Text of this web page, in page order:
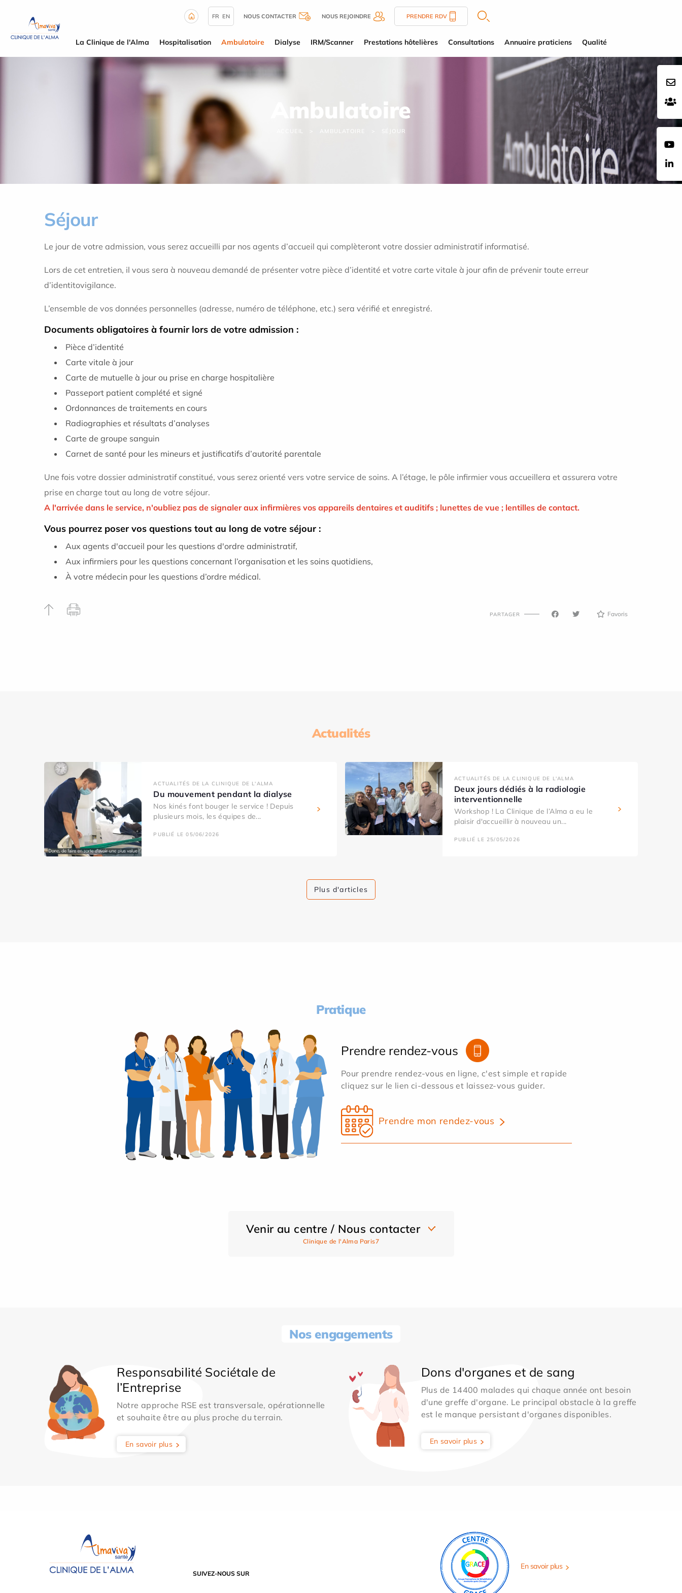
FR EN NOUS CONTACTER NOUS REJOINDRE PRENDRE RDV
La Clinique de l'Alma Hospitalisation Ambulatoire Dialyse IRM/Scanner Prestations hôtelières Consultations Annuaire praticiens Qualité
Ambulatoire
ACCUEIL AMBULATOIRE SÉJOUR
Séjour
Le jour de votre admission, vous serez accueilli par nos agents d’accueil qui complèteront votre dossier administratif informatisé.
Lors de cet entretien, il vous sera à nouveau demandé de présenter votre pièce d’identité et votre carte vitale à jour afin de prévenir toute erreur
d’identitovigilance.
L’ensemble de vos données personnelles (adresse, numéro de téléphone, etc.) sera vérifié et enregistré.
Documents obligatoires à fournir lors de votre admission :
Pièce d’identité
Carte vitale à jour
Carte de mutuelle à jour ou prise en charge hospitalière
Passeport patient complété et signé
Ordonnances de traitements en cours
Radiographies et résultats d’analyses
Carte de groupe sanguin
Carnet de santé pour les mineurs et justificatifs d’autorité parentale
Une fois votre dossier administratif constitué, vous serez orienté vers votre service de soins. A l’étage, le pôle infirmier vous accueillera et assurera votre
prise en charge tout au long de votre séjour.
A l'arrivée dans le service, n'oubliez pas de signaler aux infirmières vos appareils dentaires et auditifs ; lunettes de vue ; lentilles de contact.
Vous pourrez poser vos questions tout au long de votre séjour :
Aux agents d'accueil pour les questions d'ordre administratif,
Aux infirmiers pour les questions concernant l’organisation et les soins quotidiens,
À votre médecin pour les questions d’ordre médical.
PARTAGER Favoris
Actualités
ACTUALITÉS DE LA CLINIQUE DE L'ALMA
Du mouvement pendant la dialyse
Nos kinés font bouger le service ! Depuis
plusieurs mois, les équipes de...
PUBLIÉ LE 05/06/2026
ACTUALITÉS DE LA CLINIQUE DE L'ALMA
Deux jours dédiés à la radiologie
interventionnelle
Workshop ! La Clinique de l’Alma a eu le
plaisir d'accueillir à nouveau un...
PUBLIÉ LE 25/05/2026
Plus d'articles
Pratique
Prendre rendez-vous
Pour prendre rendez-vous en ligne, c'est simple et rapide
cliquez sur le lien ci-dessous et laissez-vous guider.
Prendre mon rendez-vous
Venir au centre / Nous contacter
Clinique de l'Alma Paris7
Nos engagements
Responsabilité Sociétale de
l’Entreprise
Notre approche RSE est transversale, opérationnelle
et souhaite être au plus proche du terrain.
En savoir plus
Dons d'organes et de sang
Plus de 14400 malades qui chaque année ont besoin
d'une greffe d'organe. Le principal obstacle à la greffe
est le manque persistant d'organes disponibles.
En savoir plus
SUIVEZ-NOUS SUR
En savoir plus